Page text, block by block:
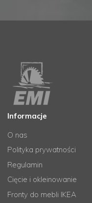
Informacje
O nas
Polityka prywatności
Regulamin
Cięcie i okleinowanie
Fronty do mebli IKEA